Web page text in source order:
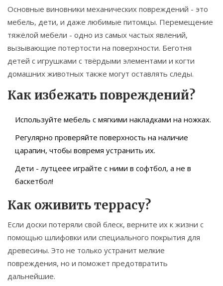
Основные виновники механических повреждений - это
мебель, дети, и даже любимые питомцы. Перемещение
тяжёлой мебели - одно из самых частых явлений,
вызывающие потертости на поверхности. Беготня
детей с игрушками с твёрдыми элементами и когти
домашних животных также могут оставлять следы.
Как избежать повреждений?
Используйте мебель с мягкими накладками на ножках.
Регулярно проверяйте поверхность на наличие
царапин, чтобы вовремя устранить их.
Дети - лутцеее играйте с ними в софтбол, а не в
баскетбол!
Как оживить террасу?
Если доски потеряли свой блеск, верните их к жизни с
помощью шлифовки или специального покрытия для
древесины. Это не только устранит мелкие
повреждения, но и поможет предотвратить
дальнейшие.